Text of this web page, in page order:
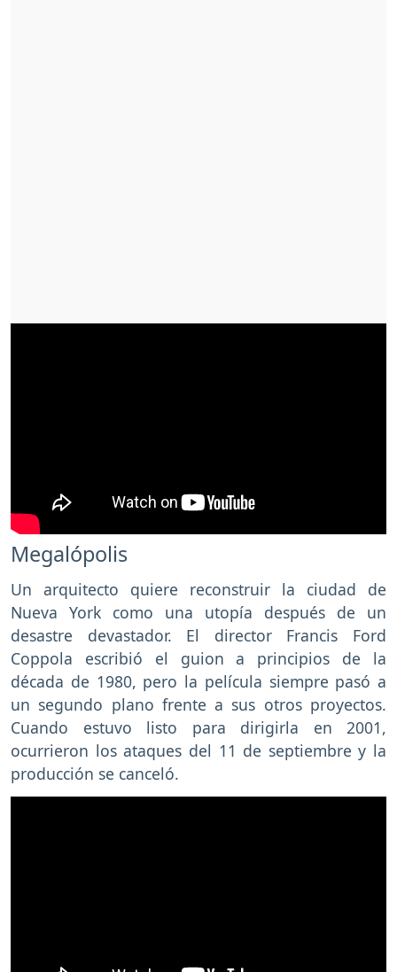
Megalópolis
Un arquitecto quiere reconstruir la ciudad de
Nueva York como una utopía después de un
desastre devastador. El director Francis Ford
Coppola escribió el guion a principios de la
década de 1980, pero la película siempre pasó a
un segundo plano frente a sus otros proyectos.
Cuando estuvo listo para dirigirla en 2001,
ocurrieron los ataques del 11 de septiembre y la
producción se canceló.